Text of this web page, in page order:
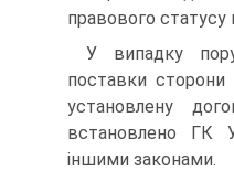
правового статусу
У випадку
поставки сторони
установлену
встановлено ГК
іншими законами.